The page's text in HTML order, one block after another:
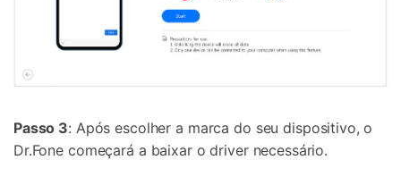
Passo 3: Após escolher a marca do seu dispositivo, o
Dr.Fone começará a baixar o driver necessário.